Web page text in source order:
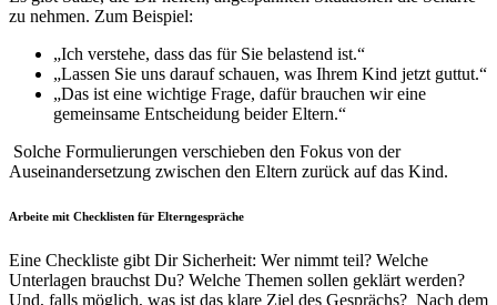
zu nehmen. Zum Beispiel:
„Ich verstehe, dass das für Sie belastend ist.“
„Lassen Sie uns darauf schauen, was Ihrem Kind jetzt guttut.“
„Das ist eine wichtige Frage, dafür brauchen wir eine
gemeinsame Entscheidung beider Eltern.“
Solche Formulierungen verschieben den Fokus von der
Auseinandersetzung zwischen den Eltern zurück auf das Kind.
Arbeite mit Checklisten für Elterngespräche
Eine Checkliste gibt Dir Sicherheit: Wer nimmt teil? Welche
Unterlagen brauchst Du? Welche Themen sollen geklärt werden?
Und, falls möglich, was ist das klare Ziel des Gesprächs? Nach dem